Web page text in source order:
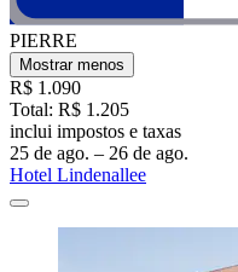
PIERRE
Mostrar menos
R$ 1.090
Total: R$ 1.205
inclui impostos e taxas
25 de ago. – 26 de ago.
Hotel Lindenallee